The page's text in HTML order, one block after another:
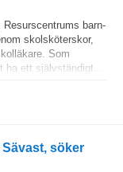
barn-
skolsköterskor,
Som
ett självständigt...
söker